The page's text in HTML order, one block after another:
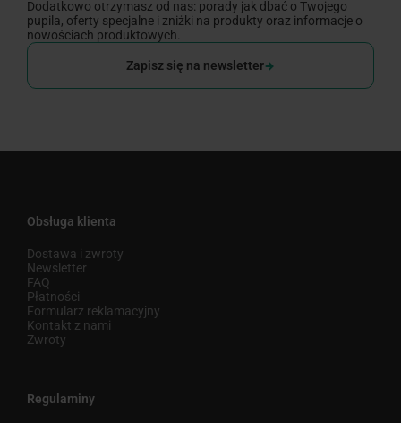
Dodatkowo otrzymasz od nas: porady jak dbać o Twojego
pupila, oferty specjalne i zniżki na produkty oraz informacje o
nowościach produktowych.
Zapisz się na newsletter
Obsługa klienta
Dostawa i zwroty
Newsletter
FAQ
Płatności
Formularz reklamacyjny
Kontakt z nami
Zwroty
Regulaminy